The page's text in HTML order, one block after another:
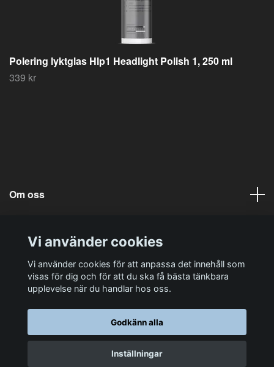
Polering lyktglas Hlp1 Headlight Polish 1, 250 ml
339 kr
Om oss
Sociala medier
© 2026 Koch-Chemie Sverige
Vi använder cookies
Vi använder cookies för att anpassa det innehåll som
visas för dig och för att du ska få bästa tänkbara
upplevelse när du handlar hos oss.
Godkänn alla
Inställningar